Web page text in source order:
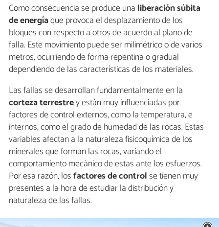
Como consecuencia se produce una liberación súbita
de energíaque provoca el desplazamiento de los
bloques con respecto a otros de acuerdo al plano de
falla. Este movimiento puede ser milimétrico o de varios
metros, ocurriendo de forma repentina o gradual
dependiendo de las características de los materiales.
Las fallas se desarrollan fundamentalmente en la
corteza terrestrey están muy influenciadas por
factores de control externos, como la temperatura, e
internos, como el grado de humedad de las rocas. Estas
variables afectan a la naturaleza fisicoquímica de los
minerales que forman las rocas, variando el
comportamiento mecánico de estas ante los esfuerzos.
Por esa razón, losfactores de controlse tienen muy
presentes a la hora de estudiar la distribución y
naturaleza de las fallas.